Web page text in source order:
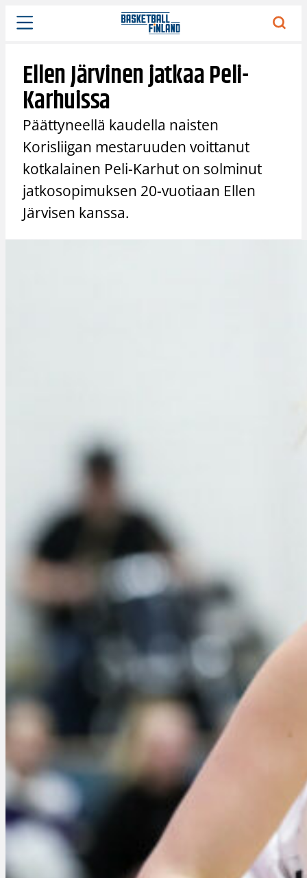
Siirry
sisältöön
Ellen Järvinen jatkaa Peli-
Karhuissa
Päättyneellä kaudella naisten
Korisliigan mestaruuden voittanut
kotkalainen Peli-Karhut on solminut
jatkosopimuksen 20-vuotiaan Ellen
Järvisen kanssa.